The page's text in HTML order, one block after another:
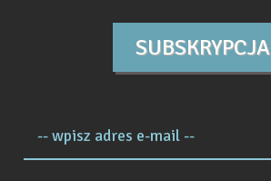
SUBSKRYPCJA
-- wpisz adres e-mail --